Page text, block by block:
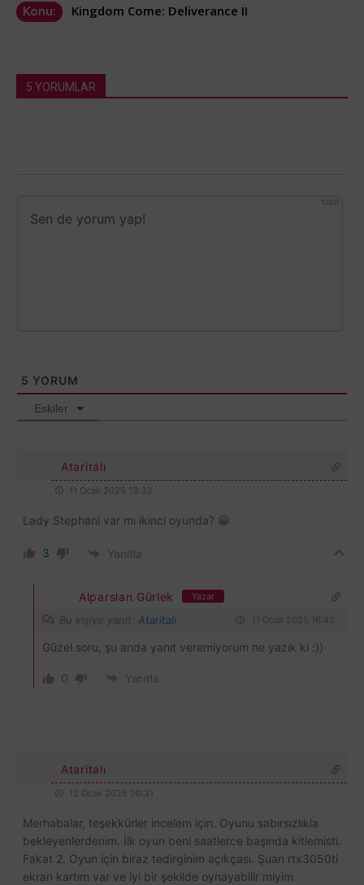
Konu: Kingdom Come: Deliverance II
5 YORUMLAR
1000
5 YORUM
Eskiler
Ataritalı
11 Ocak 2025 13:33
Lady Stephani var mı ikinci oyunda? 😀
3 Yanıtla
Alparslan Gürlek Yazar
Bu kişiye yanıt: Ataritalı 11 Ocak 2025 16:42
Güzel soru, şu anda yanıt veremiyorum ne yazık ki :))
0 Yanıtla
Ataritalı
12 Ocak 2025 00:31
Merhabalar, teşekkürler incelem için. Oyunu sabırsızlıkla
bekleyenlerdenim. İlk oyun beni saatlerce başında kitlemisti.
Fakat 2. Oyun için biraz tedirginim açıkçası. Şuan rtx3050ti
ekran kartım var ve iyi bir şekilde oynayabilir miyim